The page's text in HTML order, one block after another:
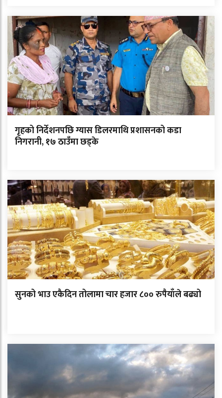
गृहको निर्देशनपछि ग्यास डिलरमाथि प्रशासनको कडा
निगरानी, १७ ठाउँमा छड्के
सुनको भाउ एकैदिन तोलामा चार हजार ८०० रुपैयाँले बढ्यो